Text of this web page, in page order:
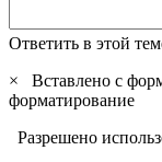
Ответить в этой
×
Вставлено с
форматирование
Разрешено